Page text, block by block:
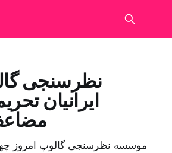
نظرسنجی
ایرانیان